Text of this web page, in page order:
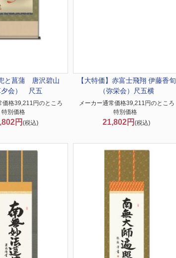
と菖蒲 唐沢碧山
夕会） 尺五
価格39,211円のところ
特別価格
円 (税込)
【大特価】 赤富士飛翔 伊藤香旬
（弥栄会）尺五横
メーカー通常価格39,211円のところ
特別価格
21,802円 (税込)